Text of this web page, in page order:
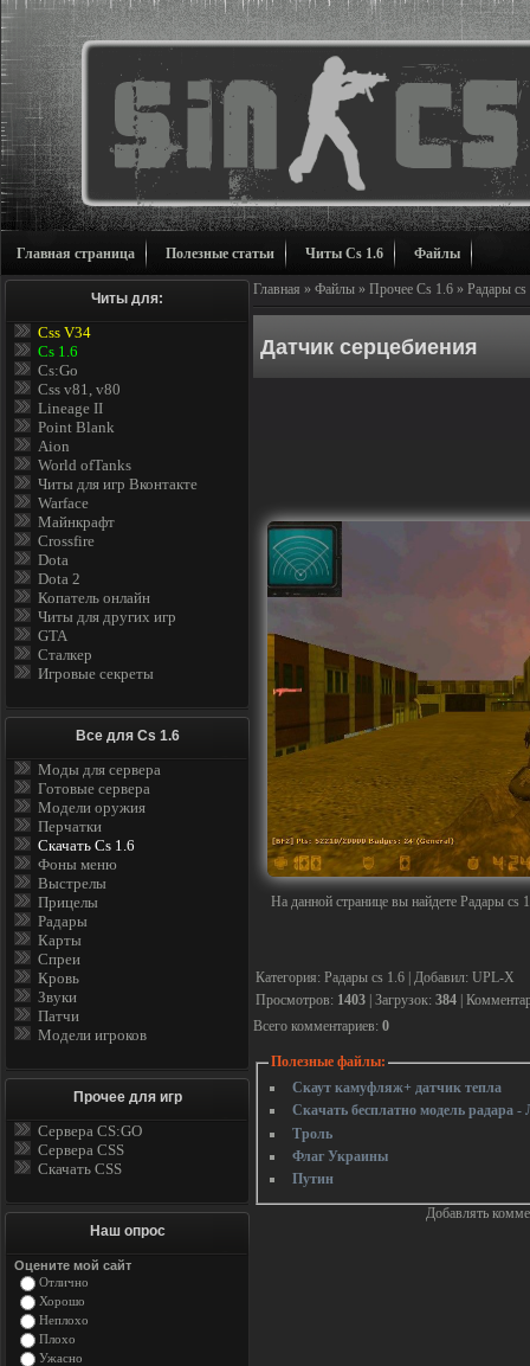
Главная страница Полезные статьи Читы Cs 1.6 Файлы
Читы для:
Css V34
Cs 1.6
Cs:Go
Css v81, v80
Lineage II
Point Blank
Aion
World ofTanks
Читы для игр Вконтакте
Warface
Майнкрафт
Crossfire
Dota
Dota 2
Копатель онлайн
Читы для других игр
GTA
Сталкер
Игровые секреты
Все для Cs 1.6
Моды для сервера
Готовые сервера
Модели оружия
Перчатки
Скачать Cs 1.6
Фоны меню
Выстрелы
Прицелы
Радары
Карты
Спреи
Кровь
Звуки
Патчи
Модели игроков
Прочее для игр
Сервера CS:GO
Сервера CSS
Скачать CSS
Наш опрос
Оцените мой сайт
Отлично
Хорошо
Неплохо
Плохо
Ужасно
Главная » Файлы » Прочее Cs 1.6 » Радары cs
Датчик серцебиения
На данной странице вы найдете Радары cs
Категория: Радары cs 1.6 Добавил: UPL-X
Просмотров: 1403 Загрузок: 384
Всего комментариев: 0
Полезные файлы:
Скаут камуфляж+ датчик тепла
Скачать бесплатно модель радара
Троль
Флаг Украины
Путин
Добавлять